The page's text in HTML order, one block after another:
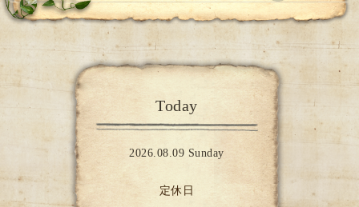
Today
2026.08.09 Sunday
定休日